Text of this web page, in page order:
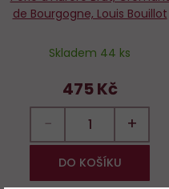
de Bourgogne, Louis Bouillot
Skladem 44 ks
475 Kč
− +
DO KOŠÍKU